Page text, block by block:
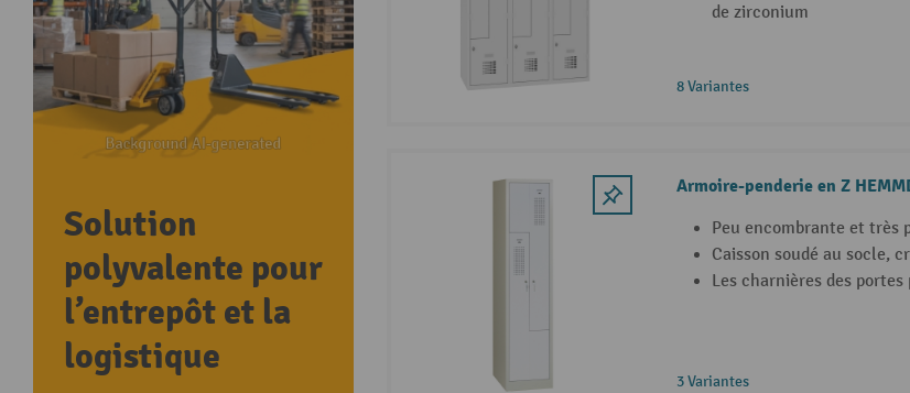
Solution
polyvalente pour
l’entrepôt et la
logistique
de zirconium
8 Variantes
Armoire-penderie en Z
Peu encombrante et très
Caisson soudé au socle,
Les charnières des
3 Variantes